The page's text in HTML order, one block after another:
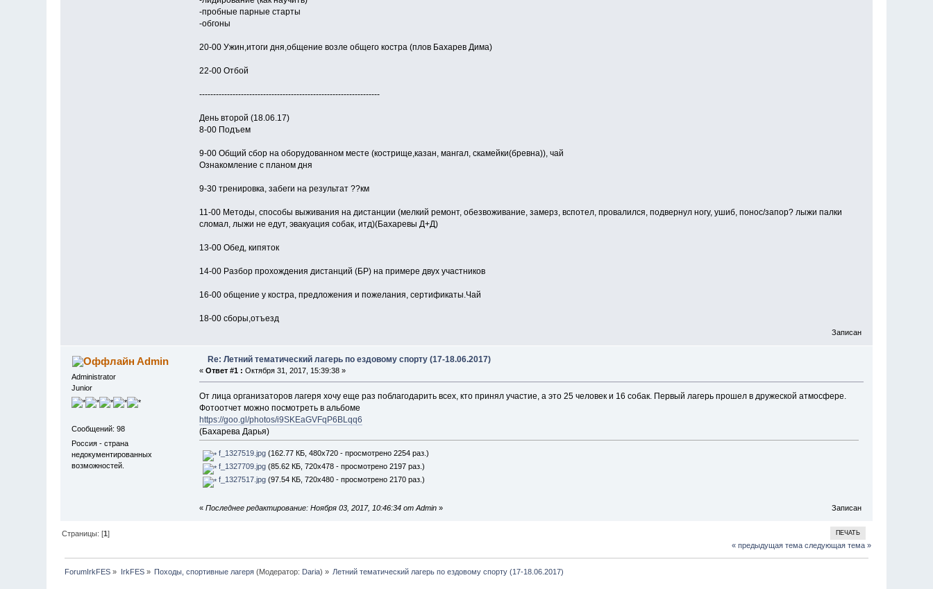
-пробные парные старты
-обгоны
20-00 Ужин,итоги дня,общение возле общего костра (плов Бахарев Дима)
22-00 Отбой
-----------------------------------------------------------------
День второй (18.06.17)
8-00 Подъем
9-00 Общий сбор на оборудованном месте (кострище,казан, мангал, скамейки(бревна)), чай
Ознакомление с планом дня
9-30 тренировка, забеги на результат ??км
11-00 Методы, способы выживания на дистанции (мелкий ремонт, обезвоживание, замерз, вспотел, провалился, подвернул ногу, ушиб, понос/запор? лыжи палки
сломал, лыжи не едут, эвакуация собак, итд)(Бахаревы Д+Д)
13-00 Обед, кипяток
14-00 Разбор прохождения дистанций (БР) на примере двух участников
16-00 общение у костра, предложения и пожелания, сертификаты.Чай
18-00 сборы,отъезд
Записан
Admin
Administrator
Junior
Сообщений: 98
Россия - страна
недокументированных
возможностей.
Re: Летний тематический лагерь по ездовому спорту (17-18.06.2017)
« Ответ #1 : Октября 31, 2017, 15:39:38 »
От лица организаторов лагеря хочу еще раз поблагодарить всех, кто принял участие, а это 25 человек и 16 собак. Первый лагерь прошел в дружеской атмосфере.
Фотоотчет можно посмотреть в альбоме
https://goo.gl/photos/i9SKEaGVFqP6BLqq6
(Бахарева Дарья)
f_1327519.jpg (162.77 КБ, 480x720 - просмотрено 2254 раз.)
f_1327709.jpg (85.62 КБ, 720x478 - просмотрено 2197 раз.)
f_1327517.jpg (97.54 КБ, 720x480 - просмотрено 2170 раз.)
« Последнее редактирование: Ноября 03, 2017, 10:46:34 от Admin» Записан
ПЕЧАТЬ
Страницы: [1]
« предыдущая тема следующая тема »
ForumIrkFES » IrkFES» Походы, спортивные лагеря (Модератор: Daria) » Летний тематический лагерь по ездовому спорту (17-18.06.2017)